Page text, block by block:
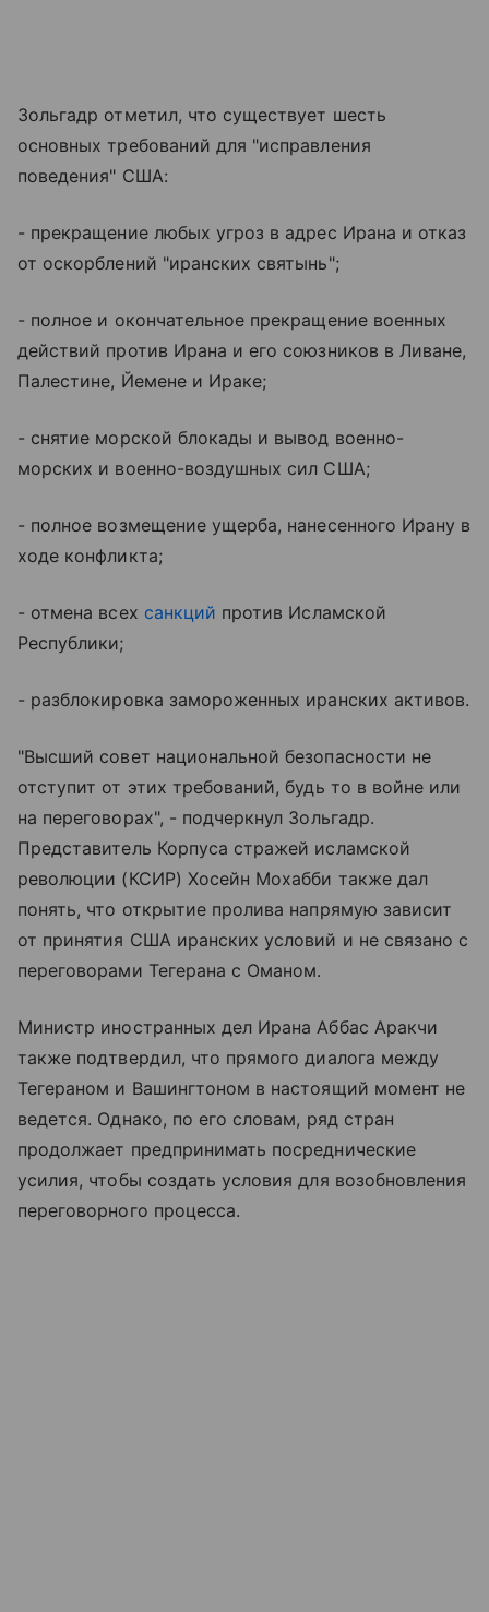
Зольгадр отметил, что существует шесть
основных требований для "исправления
поведения" США:
- прекращение любых угроз в адрес Ирана и отказ
от оскорблений "иранских святынь";
- полное и окончательное прекращение военных
действий против Ирана и его союзников в Ливане,
Палестине, Йемене и Ираке;
- снятие морской блокады и вывод военно-
морских и военно-воздушных сил США;
- полное возмещение ущерба, нанесенного Ирану в
ходе конфликта;
- отмена всех санкций против Исламской
Республики;
- разблокировка замороженных иранских активов.
"Высший совет национальной безопасности не
отступит от этих требований, будь то в войне или
на переговорах", - подчеркнул Зольгадр.
Представитель Корпуса стражей исламской
революции (КСИР) Хосейн Мохабби также дал
понять, что открытие пролива напрямую зависит
от принятия США иранских условий и не связано с
переговорами Тегерана с Оманом.
Министр иностранных дел Ирана Аббас Аракчи
также подтвердил, что прямого диалога между
Тегераном и Вашингтоном в настоящий момент не
ведется. Однако, по его словам, ряд стран
продолжает предпринимать посреднические
усилия, чтобы создать условия для возобновления
переговорного процесса.